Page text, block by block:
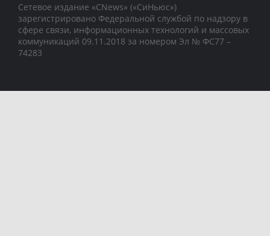
Сетевое издание «CNews» («СиНьюс»)
зарегистрировано Федеральной службой по надзору в
сфере связи, информационных технологий и массовых
коммуникаций 09.11.2018 за номером Эл № ФС77 –
74283